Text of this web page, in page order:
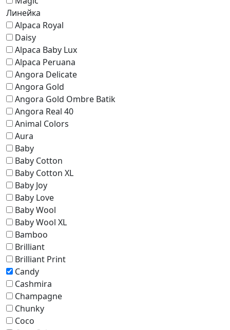
Линейка
Alpaca Royal
Daisy
Alpaca Baby Lux
Alpaca Peruana
Angora Delicate
Angora Gold
Angora Gold Ombre Batik
Angora Real 40
Animal Colors
Aura
Baby
Baby Cotton
Baby Cotton XL
Baby Joy
Baby Love
Baby Wool
Baby Wool XL
Bamboo
Brilliant
Brilliant Print
Candy
Cashmira
Champagne
Chunky
Coco